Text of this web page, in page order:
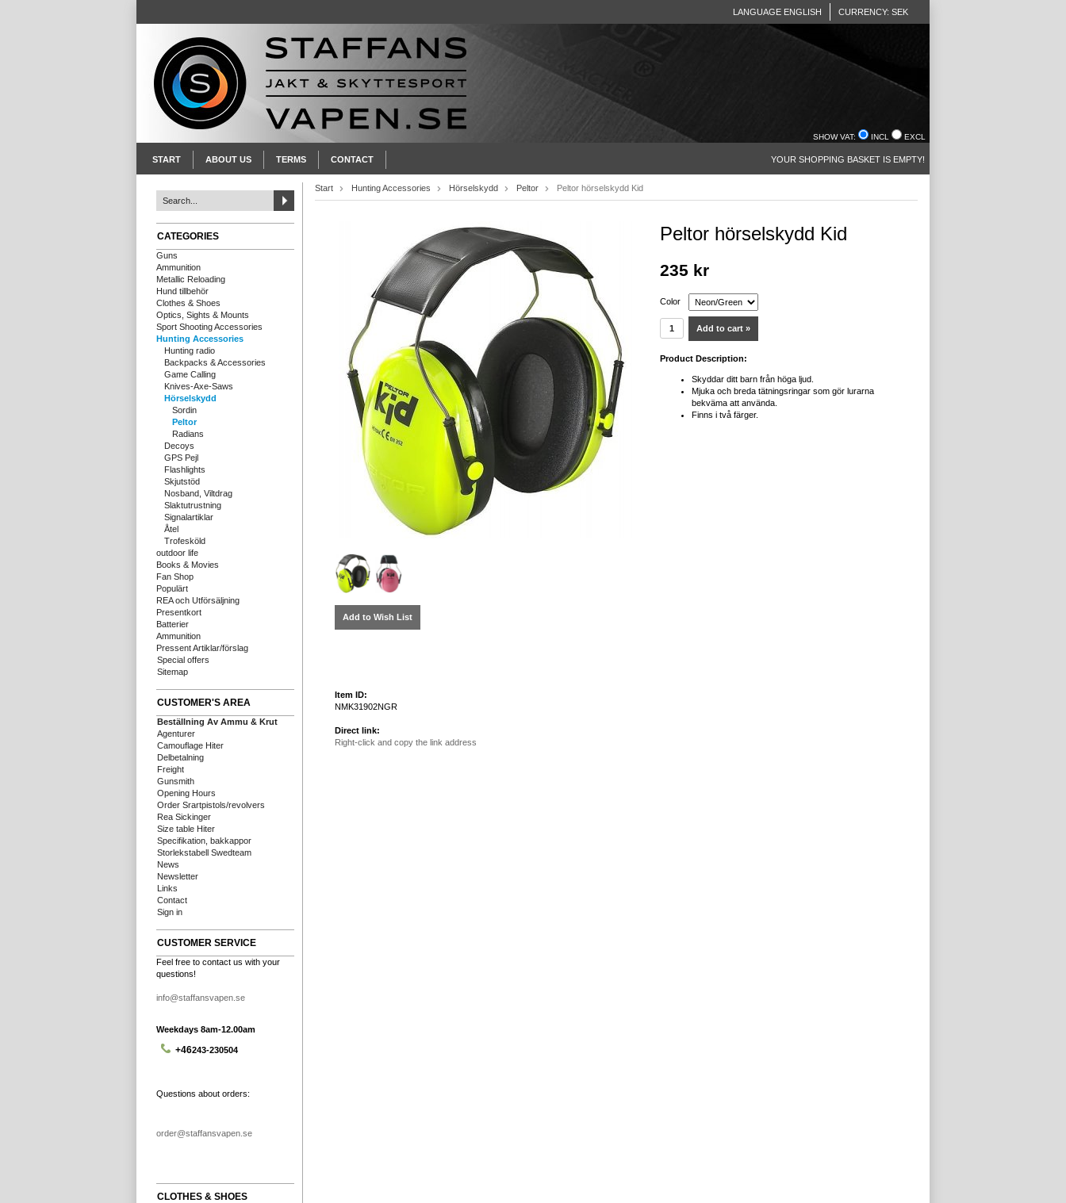
LANGUAGE ENGLISH CURRENCY: SEK
SHOW VAT: INCL EXCL
START ABOUT US TERMS CONTACT YOUR SHOPPING BASKET IS EMPTY!
CATEGORIES
Guns
Ammunition
Metallic Reloading
Hund tillbehör
Clothes & Shoes
Optics, Sights & Mounts
Sport Shooting Accessories
Hunting Accessories
Hunting radio
Backpacks & Accessories
Game Calling
Knives-Axe-Saws
Hörselskydd
Sordin
Peltor
Radians
Decoys
GPS Pejl
Flashlights
Skjutstöd
Nosband, Viltdrag
Slaktutrustning
Signalartiklar
Åtel
Trofesköld
outdoor life
Books & Movies
Fan Shop
Populärt
REA och Utförsäljning
Presentkort
Batterier
Ammunition
Pressent Artiklar/förslag
Special offers
Sitemap
CUSTOMER'S AREA
Beställning Av Ammu & Krut
Agenturer
Camouflage Hiter
Delbetalning
Freight
Gunsmith
Opening Hours
Order Srartpistols/revolvers
Rea Sickinger
Size table Hiter
Specifikation, bakkappor
Storlekstabell Swedteam
News
Newsletter
Links
Contact
Sign in
CUSTOMER SERVICE
Feel free to contact us with your
questions!
info@staffansvapen.se
Weekdays 8am-12.00am
+46243-230504
Questions about orders:
order@staffansvapen.se
CLOTHES & SHOES
Start Hunting Accessories Hörselskydd Peltor Peltor hörselskydd Kid
Add to Wish List
Item ID:
NMK31902NGR
Direct link:
Right-click and copy the link address
Peltor hörselskydd Kid
235 kr
Color
Add to cart »
Product Description:
Skyddar ditt barn från höga ljud.
Mjuka och breda tätningsringar som gör lurarna
bekväma att använda.
Finns i två färger.